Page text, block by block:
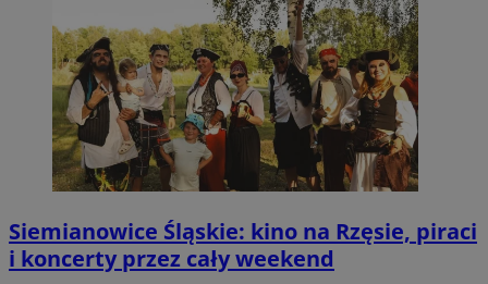
Siemianowice Śląskie: kino na Rzęsie, piraci
i koncerty przez cały weekend